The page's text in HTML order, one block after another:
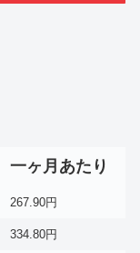
一ヶ月あたり
267.90円
334.80円